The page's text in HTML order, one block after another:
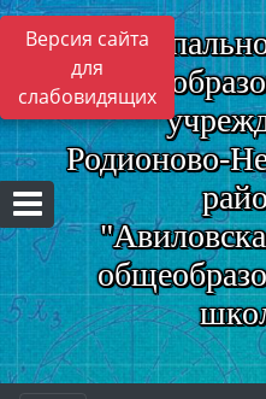
Версия сайта
для
слабовидящих
Родионово-